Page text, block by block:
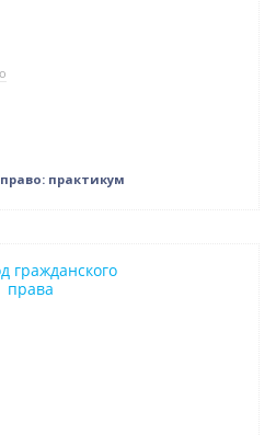
практикум